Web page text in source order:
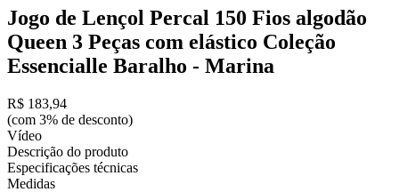
Jogo de Lençol Percal 150 Fios algodão
Queen 3 Peças com elástico Coleção
Essencialle Baralho - Marina
R$ 183,94
(com 3% de desconto)
Vídeo
Descrição do produto
Especificações técnicas
Medidas